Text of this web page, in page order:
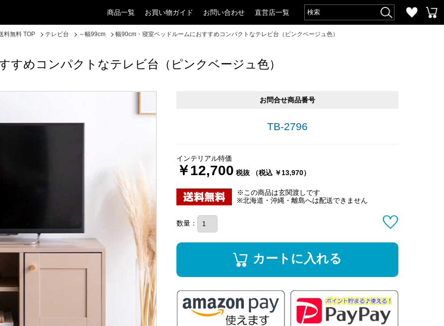
商品一覧 お買い物ガイド お問い合わせ 直営店一覧
料無料 TOP テレビ台 ～幅99cm 幅90cm・寝室ベッドルームにおすすめコンパクトなテレビ台（ピンクベージュ色）
すめコンパクトなテレビ台（ピンクベージュ色）
お問合せ商品番号
TB-2796
インテリアル特価
￥12,700 税抜 （税込 ￥13,970）
※この商品は玄関渡しです
※北海道・沖縄・離島へは配送できません
数量：
カートに入れる